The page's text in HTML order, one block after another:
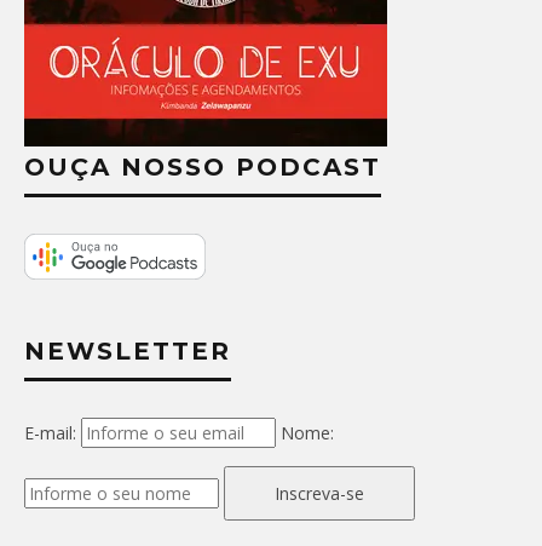
OUÇA NOSSO PODCAST
NEWSLETTER
E-mail: Nome:
Inscreva-se